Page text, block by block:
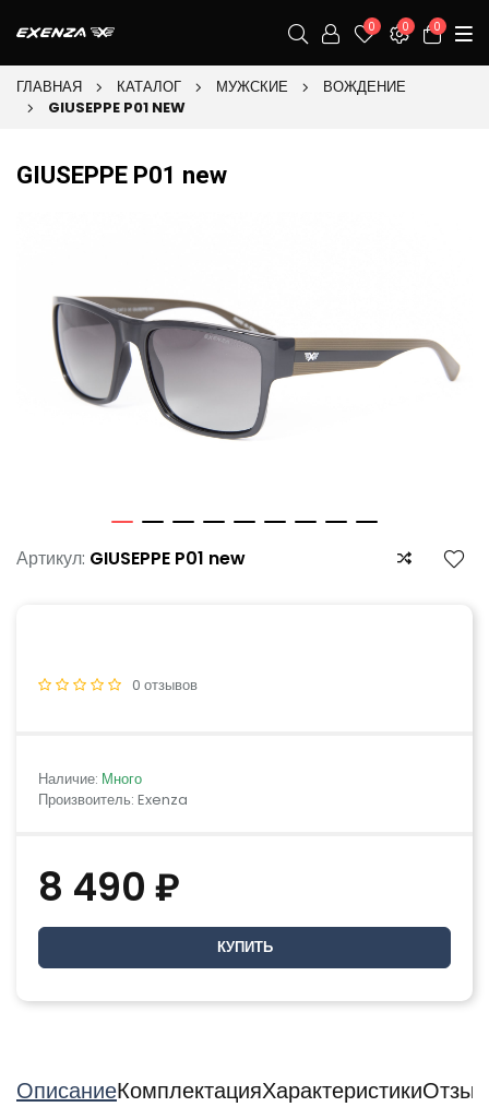
0 0 0
ГЛАВНАЯ КАТАЛОГ МУЖСКИЕ
ВОЖДЕНИЕ
GIUSEPPE P01 NEW
GIUSEPPE P01 new
Артикул: GIUSEPPE P01 new
0 отзывов
Наличие: Много
Произвоитель: Exenza
8 490 ₽
КУПИТЬ
ОписаниеКомплектацияХарактеристики